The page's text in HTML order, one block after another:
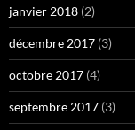
janvier 2018 (2)
décembre 2017 (3)
octobre 2017 (4)
septembre 2017 (3)